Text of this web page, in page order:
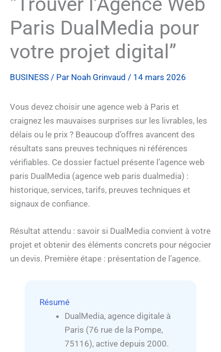
Paris DualMedia pour
votre projet digital”
BUSINESS / Par Noah Grinvaud / 14 mars 2026
Vous devez choisir une agence web à Paris et
craignez les mauvaises surprises sur les livrables, les
délais ou le prix ? Beaucoup d’offres avancent des
résultats sans preuves techniques ni références
vérifiables. Ce dossier factuel présente l’agence web
paris DualMedia (agence web paris dualmedia) :
historique, services, tarifs, preuves techniques et
signaux de confiance.
Résultat attendu : savoir si DualMedia convient à votre
projet et obtenir des éléments concrets pour négocier
un devis. Première étape : présentation de l’agence.
Résumé
DualMedia, agence digitale à
Paris (76 rue de la Pompe,
75116), active depuis 2000.